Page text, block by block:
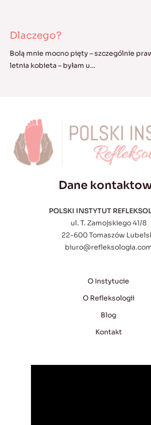
Dlaczego?
Bolą mnie mocno pięty – szczególnie
letnia kobieta – byłam u…
Dane
POLSKI INSTYTUT
ul. T. Zamojskiego 41/8
22-600 Tomaszów
O Instytucie
O Refleksologii
Blog
Kontakt